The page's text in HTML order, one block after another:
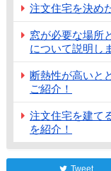
注文住宅を決め
窓が必要な場所
について説明し
断熱性が高いと
ご紹介！
注文住宅を建て
を紹介！
Tweet